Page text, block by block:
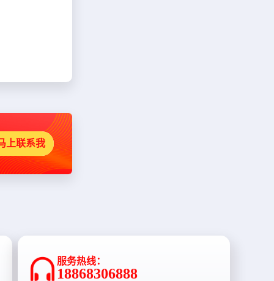
上联系我
服务热线：
18868306888